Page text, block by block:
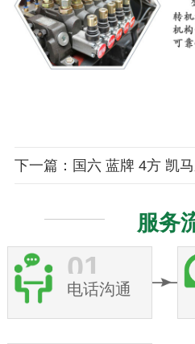
下一篇：国六 蓝牌 4方 凯
服务
01
电话沟通